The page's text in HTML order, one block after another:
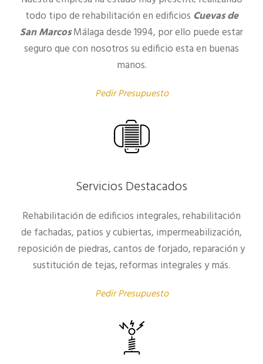
todo tipo de rehabilitación en edificios Cuevas de
San MarcosMálaga desde 1994, por ello puede estar
seguro que con nosotros su edificio esta en buenas
manos.
Pedir Presupuesto
Servicios Destacados
Rehabilitación de edificios integrales, rehabilitación
de fachadas, patios y cubiertas, impermeabilización,
reposición de piedras, cantos de forjado, reparación y
sustitución de tejas, reformas integrales y más.
Pedir Presupuesto